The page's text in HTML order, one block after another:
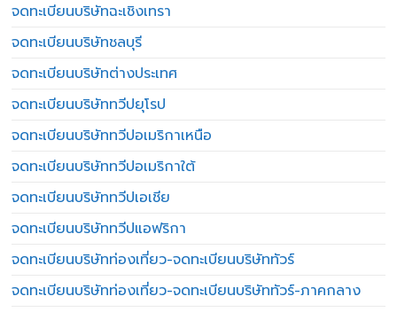
จดทะเบียนบริษัทฉะเชิงเทรา
จดทะเบียนบริษัทชลบุรี
จดทะเบียนบริษัทต่างประเทศ
จดทะเบียนบริษัททวีปยุโรป
จดทะเบียนบริษัททวีปอเมริกาเหนือ
จดทะเบียนบริษัททวีปอเมริกาใต้
จดทะเบียนบริษัททวีปเอเชีย
จดทะเบียนบริษัททวีปแอฟริกา
จดทะเบียนบริษัทท่องเที่ยว-จดทะเบียนบริษัททัวร์
จดทะเบียนบริษัทท่องเที่ยว-จดทะเบียนบริษัททัวร์-ภาคกลาง